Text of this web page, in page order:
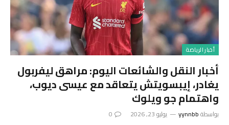
أخبار الرياضة
أخبار النقل والشائعات اليوم: مراهق ليفربول
يغادر، إيبسويتش يتعاقد مع عيسى ديوب،
واهتمام جو ويلوك
بواسطةyynnbb يوليو 23, 2026 0